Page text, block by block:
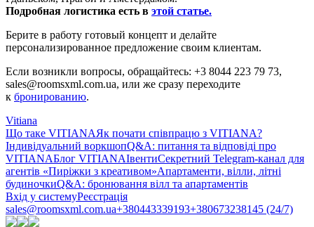
Подробная логистика есть в этой статье.
Берите в работу готовый концепт и делайте
персонализированное предложение своим клиентам.
Если возникли вопросы, обращайтесь: +3 8044 223 79 73,
sales@roomsxml.com.ua, или же сразу переходите
к бронированию.
Vitiana
Що таке VITIANAЯк почати співпрацю з VITIANA?
Індивідуальний воркшопQ&A: питання та відповіді про
VITIANAБлог VITIANAІвентиСекретний Telegram-канал для
агентів «Пиріжки з креативом»Апартаменти, вілли, літні
будиночкиQ&A: бронювання вілл та апартаментів
Вхід у системуРеєстрація
sales@roomsxml.com.ua+380443339193+380673238145 (24/7)